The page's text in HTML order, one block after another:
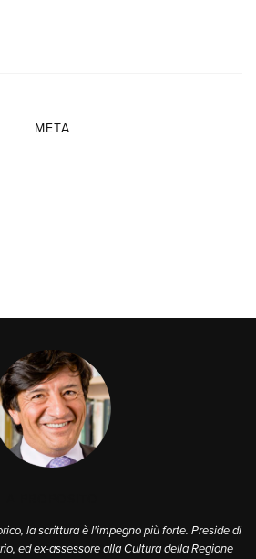
META
la scrittura è l'impegno più forte. Preside di
ed ex-assessore alla Cultura della Regione